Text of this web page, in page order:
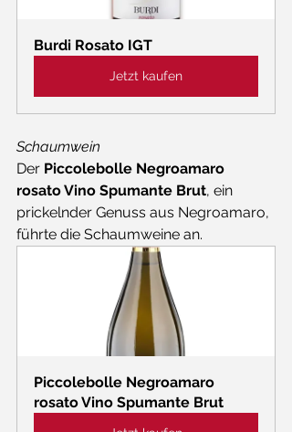
Burdi Rosato IGT
Jetzt kaufen
Schaumwein
Der Piccolebolle Negroamaro
rosato Vino Spumante Brut, ein
prickelnder Genuss aus Negroamaro,
führte die Schaumweine an.
Piccolebolle Negroamaro
rosato Vino Spumante Brut